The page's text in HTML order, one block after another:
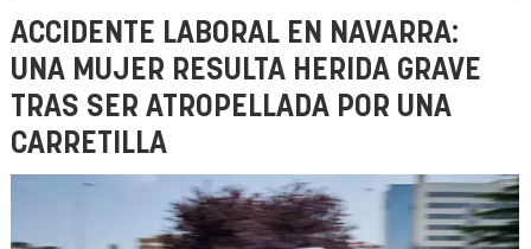
ACCIDENTE LABORAL EN NAVARRA:
UNA MUJER RESULTA HERIDA GRAVE
TRAS SER ATROPELLADA POR UNA
CARRETILLA